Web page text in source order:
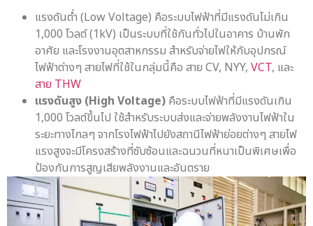
แรงดันต่ำ (Low Voltage) คือระบบไฟฟ้าที่มีแรงดันไม่เกิน
1,000 โวลต์ (1kV) เป็นระบบที่ใช้กันทั่วไปในอาคาร บ้านพัก
อาศัย และโรงงานอุตสาหกรรม สำหรับจ่ายไฟให้กับอุปกรณ์
ไฟฟ้าต่างๆ สายไฟที่ใช้ในกลุ่มนี้คือ สาย CV, NYY, VCT, และ
สาย THW
แรงดันสูง (High Voltage) คือระบบไฟฟ้าที่มีแรงดันเกิน
1,000 โวลต์ขึ้นไป ใช้สำหรับระบบส่งและจ่ายพลังงานไฟฟ้าใน
ระยะทางไกลๆ จากโรงไฟฟ้าไปยังสถานีไฟฟ้าย่อยต่างๆ สายไฟ
แรงสูงจะมีโครงสร้างที่ซับซ้อนและฉนวนที่หนาเป็นพิเศษเพื่อ
ป้องกันการสูญเสียพลังงานและอันตราย